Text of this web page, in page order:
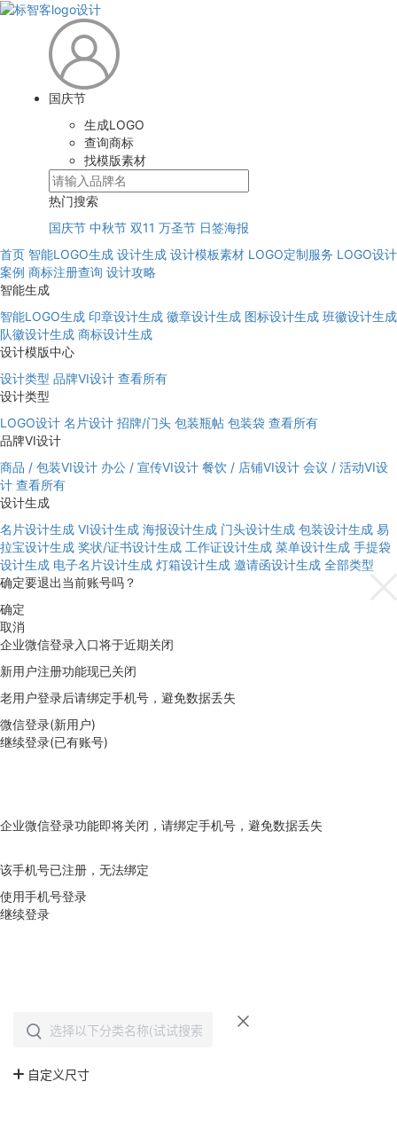
国庆节
生成LOGO
查询商标
找模版素材
热门搜索
国庆节 中秋节 双11 万圣节 日签海报
首页 智能LOGO生成 设计生成 设计模板素材 LOGO定制服务 LOGO设计
案例 商标注册查询 设计攻略
智能生成
智能LOGO生成 印章设计生成 徽章设计生成 图标设计生成 班徽设计生成
队徽设计生成 商标设计生成
设计模版中心
设计类型 品牌VI设计 查看所有
设计类型
LOGO设计 名片设计 招牌/门头 包装瓶帖 包装袋 查看所有
品牌VI设计
商品 / 包装VI设计 办公 / 宣传VI设计 餐饮 / 店铺VI设计 会议 / 活动VI设
计 查看所有
设计生成
名片设计生成 VI设计生成 海报设计生成 门头设计生成 包装设计生成 易
拉宝设计生成 奖状/证书设计生成 工作证设计生成 菜单设计生成 手提袋
设计生成 电子名片设计生成 灯箱设计生成 邀请函设计生成 全部类型
确定要退出当前账号吗？
确定
取消
企业微信登录入口将于近期关闭
新用户注册功能现已关闭
老用户登录后请绑定手机号，避免数据丢失
微信登录(新用户)
继续登录(已有账号)
企业微信登录功能即将关闭，请绑定手机号，避免数据丢失
该手机号已注册，无法绑定
使用手机号登录
继续登录